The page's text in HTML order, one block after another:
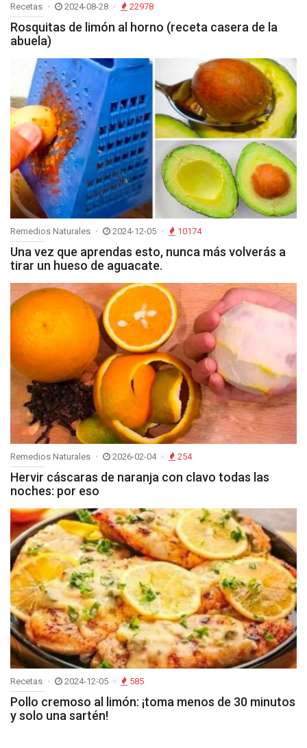
Recetas 2024-08-28 22978
Rosquitas de limón al horno (receta casera de la
abuela)
Remedios Naturales 2024-12-05 10174
Una vez que aprendas esto, nunca más volverás a
tirar un hueso de aguacate.
Remedios Naturales 2026-02-04 254
Hervir cáscaras de naranja con clavo todas las
noches: por eso
Recetas 2024-12-05 585
Pollo cremoso al limón: ¡toma menos de 30 minutos
y solo una sartén!